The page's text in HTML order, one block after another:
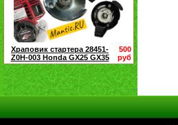
Храповик стартера 28451-
Z0H-003 Honda GX25 GX35
500
руб